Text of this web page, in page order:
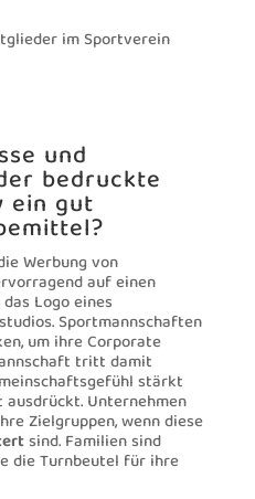
im Sportverein
und
bedruckte
ein gut
Werbung von
auf einen
Logo eines
Sportmannschaften
um ihre Corporate
tritt damit
stärkt
Unternehmen
Zielgruppen, wenn diese
sind. Familien sind
die Turnbeutel für ihre